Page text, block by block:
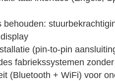
behouden:
(pin-to-pin
fabriekssystemen
(Bluetooth + WiFi) voor